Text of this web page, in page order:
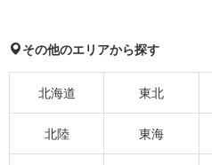
その他のエリアから探す
北海道 東北
北陸 東海